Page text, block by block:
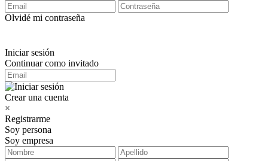
Olvidé mi contraseña
Iniciar sesión
Continuar como invitado
Crear una cuenta
×
Registrarme
Soy persona
Soy empresa